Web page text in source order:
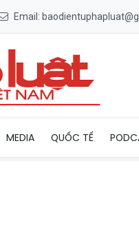
Email:
MEDIA QUỐC TẾ